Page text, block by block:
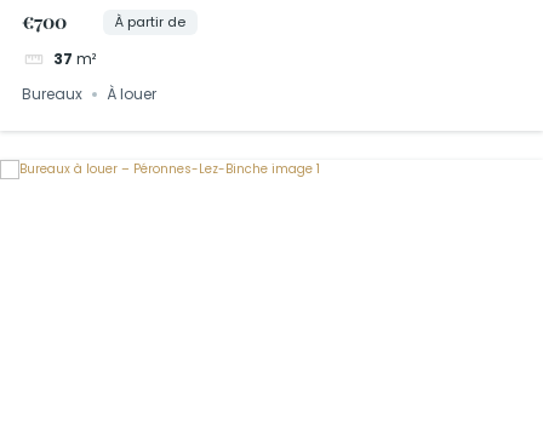
€700
À partir de
37 m²
Bureaux
À louer